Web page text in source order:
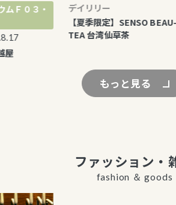
０３・
デイリリー
【夏季限定】SENSO BEAU-
TEA 台湾仙草茶
もっと見る
ファッション・
fashion ＆ goods